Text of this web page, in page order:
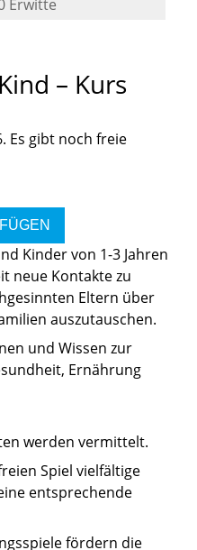
Erwitte
Kind – Kurs
Es gibt noch freie
Kinder von 1-3 Jahren
neue Kontakte zu
Eltern über
auszutauschen.
und Wissen zur
Ernährung
werden vermittelt.
Spiel vielfältige
entsprechende
fördern die